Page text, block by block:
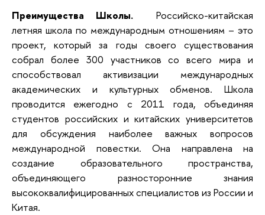
Преимущества Школы.
Российско-китайская
летняя школа по международным отношениям – это
проект, который за годы своего существования
собрал более 300 участников со всего мира и
способствовал активизации международных
академических и культурных обменов. Школа
проводится ежегодно с 2011 года, объединяя
студентов российских и китайских университетов
для обсуждения наиболее важных вопросов
международной повестки. Она направлена на
создание образовательного пространства,
объединяющего разносторонние знания
высококвалифицированных специалистов из России и
Китая.